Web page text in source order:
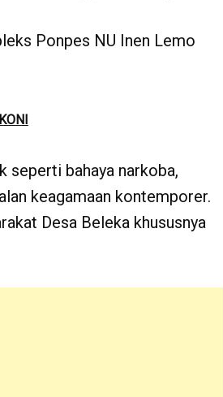
Ponpes NU Inen Lemo
seperti bahaya narkoba,
keagamaan kontemporer.
Desa Beleka khususnya